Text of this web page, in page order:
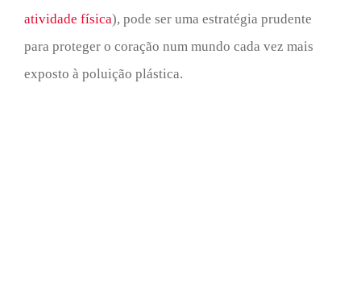
atividade física), pode ser uma estratégia prudente
para proteger o coração num mundo cada vez mais
exposto à poluição plástica.